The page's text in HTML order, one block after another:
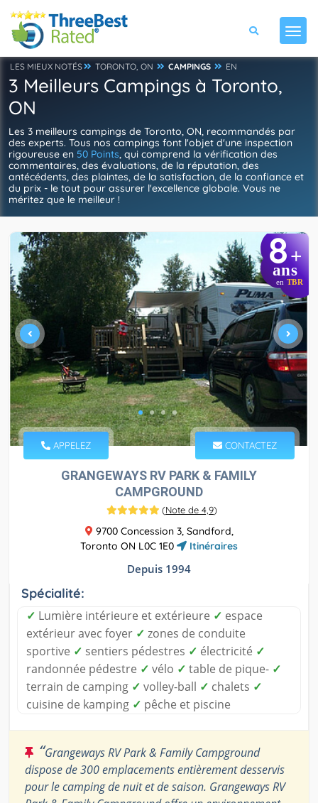
LES MIEUX NOTÉS TORONTO, ON CAMPINGS EN
3 Meilleurs Campings à Toronto,
ON
Les 3 meilleurs campings de Toronto, ON, recommandés par
des experts. Tous nos campings font l'objet d'une inspection
rigoureuse en 50 Points, qui comprend la vérification des
commentaires, des évaluations, de la réputation, des
antécédents, des plaintes, de la satisfaction, de la confiance et
du prix - le tout pour assurer l'excellence globale. Vous ne
méritez que le meilleur !
8+
ans
en TBR
APPELEZ CONTACTEZ
GRANGEWAYS RV PARK & FAMILY
CAMPGROUND
(Note de 4,9)
9700 Concession 3, Sandford,
Toronto ON L0C 1E0
Itinéraires
Depuis 1994
Spécialité:
✓ Lumière intérieure et extérieure ✓ espace
extérieur avec foyer ✓ zones de conduite
sportive ✓ sentiers pédestres ✓ électricité ✓
randonnée pédestre ✓ vélo ✓ table de pique- ✓
terrain de camping ✓ volley-ball ✓ chalets ✓
cuisine de kamping ✓ pêche et piscine
“Grangeways RV Park & Family Campground
dispose de 300 emplacements entièrement desservis
pour le camping de nuit et de saison. Grangeways RV